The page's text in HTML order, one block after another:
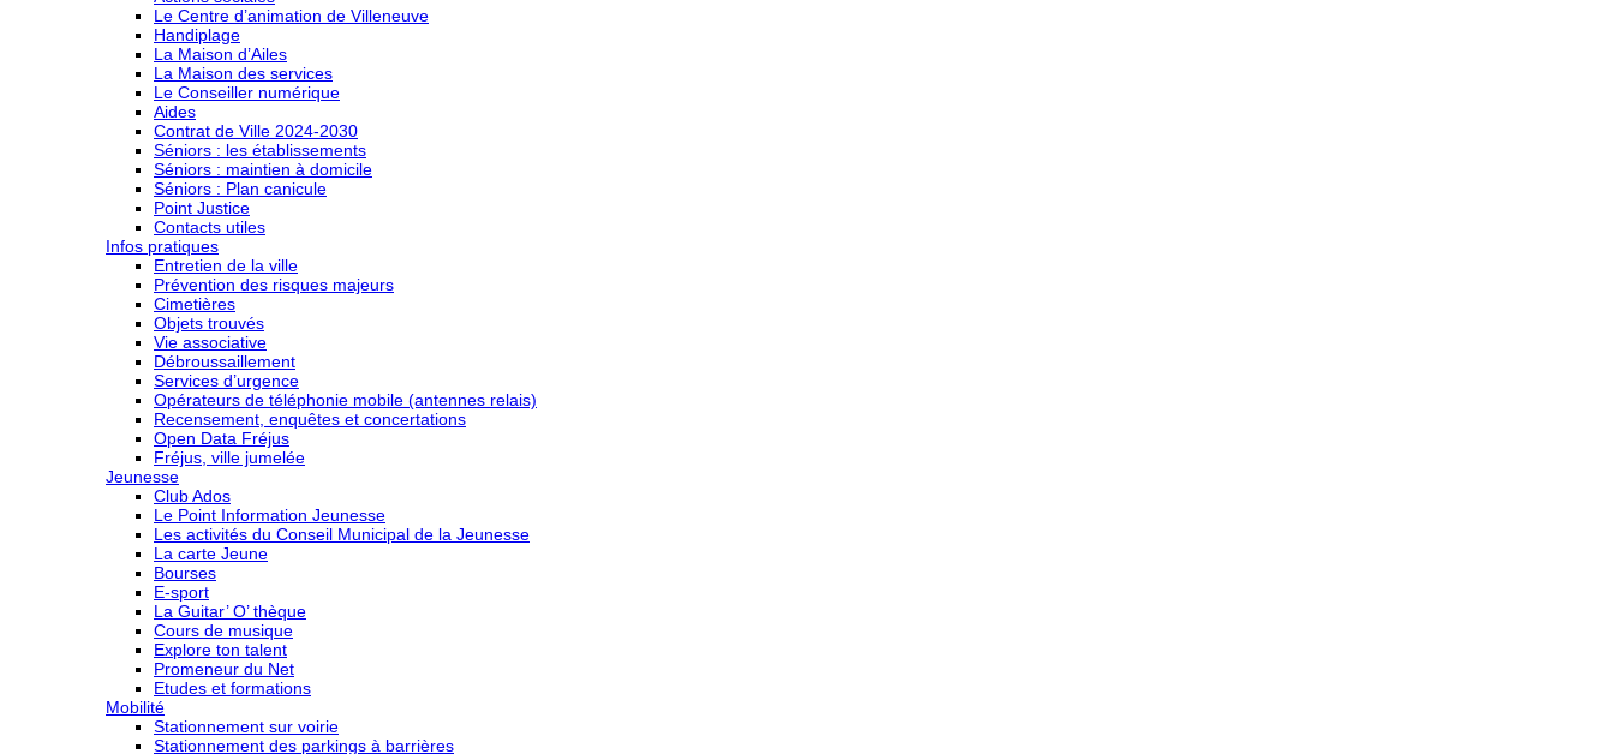
Le Centre d’animation de Villeneuve
Handiplage
La Maison d’Ailes
La Maison des services
Le Conseiller numérique
Aides
Contrat de Ville 2024-2030
Séniors : les établissements
Séniors : maintien à domicile
Séniors : Plan canicule
Point Justice
Contacts utiles
Infos pratiques
Entretien de la ville
Prévention des risques majeurs
Cimetières
Objets trouvés
Vie associative
Débroussaillement
Services d’urgence
Opérateurs de téléphonie mobile (antennes relais)
Recensement, enquêtes et concertations
Open Data Fréjus
Fréjus, ville jumelée
Jeunesse
Club Ados
Le Point Information Jeunesse
Les activités du Conseil Municipal de la Jeunesse
La carte Jeune
Bourses
E-sport
La Guitar’ O’ thèque
Cours de musique
Explore ton talent
Promeneur du Net
Etudes et formations
Mobilité
Stationnement sur voirie
Stationnement des parkings à barrières